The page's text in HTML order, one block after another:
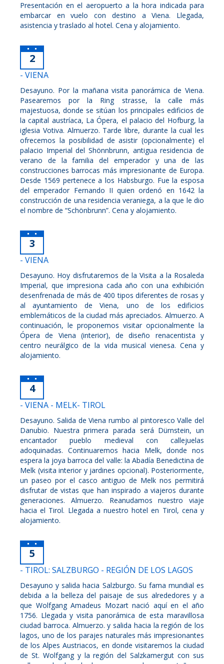
Presentación en el aeropuerto a la hora indicada para
embarcar en vuelo con destino a Viena. Llegada,
asistencia y traslado al hotel. Cena y alojamiento.
2
- VIENA
Desayuno. Por la mañana visita panorámica de Viena.
Pasearemos por la Ring strasse, la calle más
majestuosa, donde se sitúan los principales edificios de
la capital austríaca, La Ópera, el palacio del Hofburg, la
iglesia Votiva. Almuerzo. Tarde libre, durante la cual les
ofrecemos la posibilidad de asistir (opcionalmente) el
palacio Imperial del Shönnbrunn, antigua residencia de
verano de la familia del emperador y una de las
construcciones barrocas más impresionante de Europa.
Desde 1569 pertenece a los Habsburgo. Fue la esposa
del emperador Fernando II quien ordenó en 1642 la
construcción de una residencia veraniega, a la que le dio
el nombre de “Schönbrunn”. Cena y alojamiento.
3
- VIENA
Desayuno. Hoy disfrutaremos de la Visita a la Rosaleda
Imperial, que impresiona cada año con una exhibición
desenfrenada de más de 400 tipos diferentes de rosas y
al ayuntamiento de Viena, uno de los edificios
emblemáticos de la ciudad más apreciados. Almuerzo. A
continuación, le proponemos visitar opcionalmente la
Ópera de Viena (interior), de diseño renacentista y
centro neurálgico de la vida musical vienesa. Cena y
alojamiento.
4
- VIENA - MELK- TIROL
Desayuno. Salida de Viena rumbo al pintoresco Valle del
Danubio. Nuestra primera parada será Dürnstein, un
encantador pueblo medieval con callejuelas
adoquinadas. Continuaremos hacia Melk, donde nos
espera la joya barroca del valle: la Abadía Benedictina de
Melk (visita interior y jardines opcional). Posteriormente,
un paseo por el casco antiguo de Melk nos permitirá
disfrutar de vistas que han inspirado a viajeros durante
generaciones. Almuerzo. Reanudamos nuestro viaje
hacia el Tirol. Llegada a nuestro hotel en Tirol, cena y
alojamiento.
5
- TIROL: SALZBURGO - REGIÓN DE LOS LAGOS
Desayuno y salida hacia Salzburgo. Su fama mundial es
debida a la belleza del paisaje de sus alrededores y a
que Wolfgang Amadeus Mozart nació aquí en el año
1756. Llegada y visita panorámica de esta maravillosa
ciudad barroca. Almuerzo. y salida hacia la región de los
lagos, uno de los parajes naturales más impresionantes
de los Alpes Austriacos, en donde visitaremos la ciudad
de St. Wolfgang y la región del Salzkamergut con sus